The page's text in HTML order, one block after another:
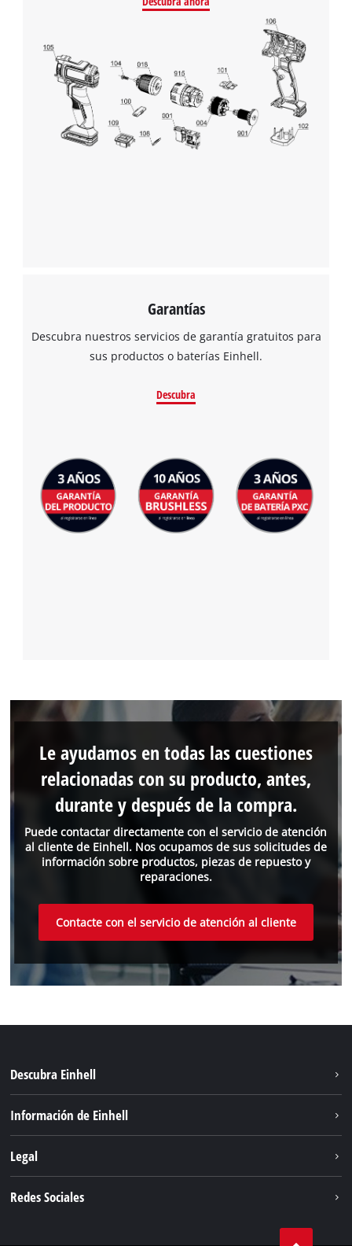
Garantías
Descubra nuestros servicios de garantía gratuitos para
sus productos o baterías Einhell.
Descubra
Puede contactar directamente con el servicio de atención
al cliente de Einhell. Nos ocupamos de sus solicitudes de
información sobre productos, piezas de repuesto y
reparaciones.
Le ayudamos en todas las cuestiones
relacionadas con su producto, antes,
durante y después de la compra.
Contacte con el servicio de atención al cliente
Descubra Einhell
Servicio
Información de Einhell
Legal
Redes Sociales